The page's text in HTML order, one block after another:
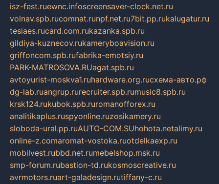
isz-fest.ruewnc.infoscreensaver-clock.net.ru
volnav.spb.rucomnat.runpf.net.ru7bit.pp.rukalugatur.ru
tesiaes.rucard.com.rukazanka.spb.ru
gildiya-kuznecov.rukameryboavision.ru
griffoncom.spb.rufabrika-emotsiy.ru
PARK-MATROSOVA.RUagat.spb.ru
avtoyurist-moskva1.ruhardware.org.ruсхема-авто.рф
dg-lab.ruangrup.rurecruiter.spb.rumusic8.spb.ru
krsk124.rukubok.spb.ruromanofforex.ru
analitikaplus.ruspyonline.ruzosikamery.ru
sloboda-ural.pp.ruAUTO-COM.SUhohota.netalimy.ru
online-z.comaromat-vostoka.ruotdelkaexp.ru
mobilvest.rubbd.net.rumebelshop.msk.ru
smp-forum.rubastion-td.rukosmoscreative.ru
avrmotors.ruart-galadesign.rutiffany-c.ru